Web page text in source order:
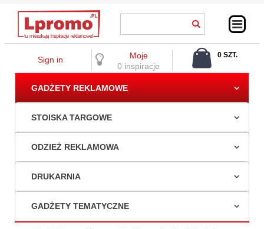
Sign in
Moje
0 inspiracje
0 SZT.
GADŻETY REKLAMOWE
STOISKA TARGOWE
ODZIEŻ REKLAMOWA
DRUKARNIA
GADŻETY TEMATYCZNE